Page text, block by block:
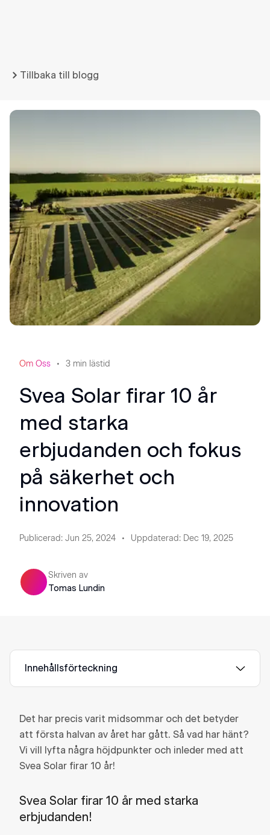
Tillbaka till blogg
Om Oss 3 min lästid
Svea Solar firar 10 år
med starka
erbjudanden och fokus
på säkerhet och
innovation
Publicerad: Jun 25, 2024 Uppdaterad: Dec 19, 2025
Skriven av
Tomas Lundin
Innehållsförteckning
Det har precis varit midsommar och det betyder
att första halvan av året har gått. Så vad har hänt?
Vi vill lyfta några höjdpunkter och inleder med att
Svea Solar firar 10 år!
Svea Solar firar 10 år med starka
erbjudanden!